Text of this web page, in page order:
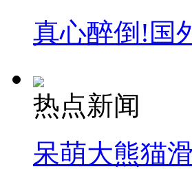
真心醉倒!国
热点新闻
呆萌大熊猫